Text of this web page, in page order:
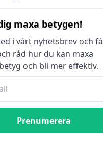
maxa betygen!
i vårt nyhetsbrev och få
råd hur du kan maxa
och bli mer effektiv.
Prenumerera